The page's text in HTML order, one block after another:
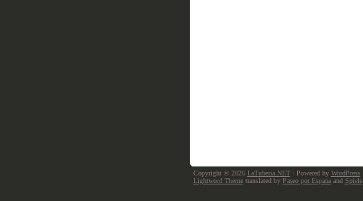
Copyright © 2026 LaTuberia.NET· Powered by WordPress
Lightword Themetranslated by Paseo por Espanaand Spiele